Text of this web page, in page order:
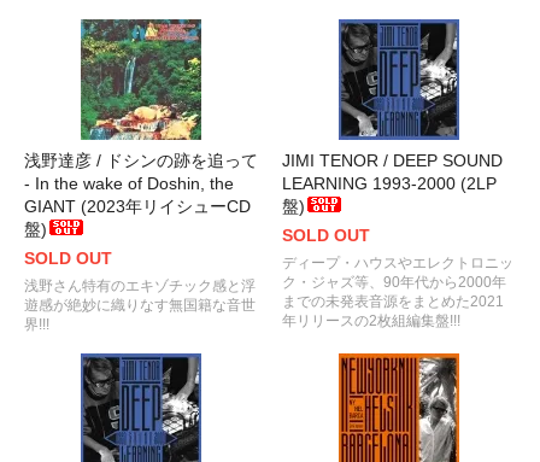
浅野達彦 / ドシンの跡を追って
- In the wake of Doshin, the
GIANT (2023年リイシューCD
盤)
SOLD OUT
浅野さん特有のエキゾチック感と浮
遊感が絶妙に織りなす無国籍な音世
界!!!
JIMI TENOR / DEEP SOUND
LEARNING 1993-2000 (2LP
盤)
SOLD OUT
ディープ・ハウスやエレクトロニッ
ク・ジャズ等、90年代から2000年
までの未発表音源をまとめた2021
年リリースの2枚組編集盤!!!